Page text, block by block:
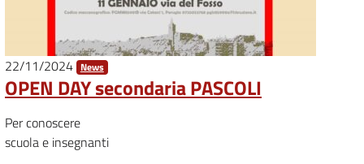
22/11/2024 News
OPEN DAY secondaria PASCOLI
Per conoscere
scuola e insegnanti